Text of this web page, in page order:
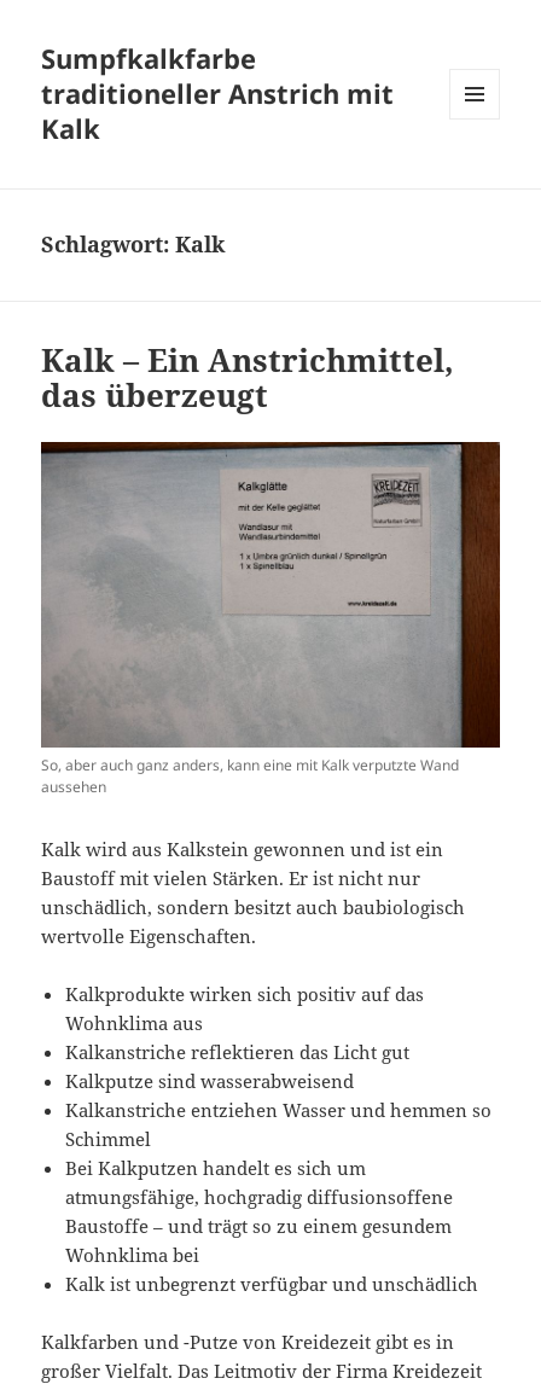
Sumpfkalkfarbe
traditioneller Anstrich mit
Kalk
Schlagwort:Kalk
Kalk – Ein Anstrichmittel,
das überzeugt
So, aber auch ganz anders, kann eine mit Kalk verputzte Wand
aussehen
Kalk wird aus Kalkstein gewonnen und ist ein
Baustoff mit vielen Stärken. Er ist nicht nur
unschädlich, sondern besitzt auch baubiologisch
wertvolle Eigenschaften.
Kalkprodukte wirken sich positiv auf das
Wohnklima aus
Kalkanstriche reflektieren das Licht gut
Kalkputze sind wasserabweisend
Kalkanstriche entziehen Wasser und hemmen so
Schimmel
Bei Kalkputzen handelt es sich um
atmungsfähige, hochgradig diffusionsoffene
Baustoffe – und trägt so zu einem gesundem
Wohnklima bei
Kalk ist unbegrenzt verfügbar und unschädlich
Kalkfarben und -Putze von Kreidezeit gibt es in
großer Vielfalt. Das Leitmotiv der Firma Kreidezeit